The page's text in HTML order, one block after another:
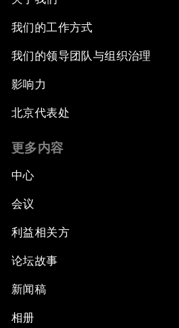
我们的工作方式
我们的领导团队与组织治理
影响力
北京代表处
更多内容
中心
会议
利益相关方
论坛故事
新闻稿
相册